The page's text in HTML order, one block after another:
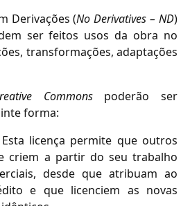
Derivações (No Derivatives – ND)
ser feitos usos da obra no
transformações, adaptações
Commons poderão ser
forma:
Esta licença permite que outros
criem a partir do seu trabalho
desde que atribuam ao
e que licenciem as novas